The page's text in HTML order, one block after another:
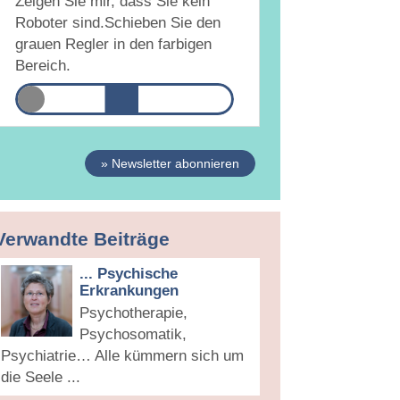
und Veranstaltungen informiert.
Roboter sind.Schieben Sie den
grauen Regler in den farbigen
Bereich.
» Newsletter abonnieren
Beiträge
... Psychische
Erkrankungen
Psychotherapie,
Psychosomatik,
Psychiatrie… Alle kümmern sich um
die Seele ...